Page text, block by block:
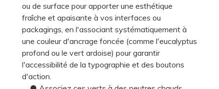
ou de surface pour apporter une esthétique
fraîche et apaisante à vos interfaces ou
packagings, en l'associant systématiquement à
une couleur d'ancrage foncée (comme l'eucalyptus
profond ou le vert ardoise) pour garantir
l'accessibilité de la typographie et des boutons
d'action.